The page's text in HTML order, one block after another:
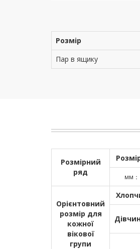
Розмір
Пар в ящику
Розмірний
ряд
мм：
Орієнтовний
розмір для
кожної
вікової
групи